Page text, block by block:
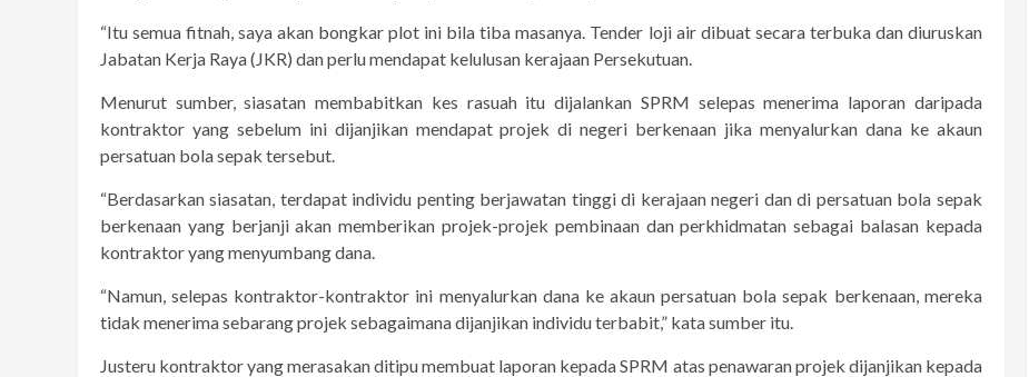
“Itu semua fitnah, saya akan bongkar plot ini bila tiba masanya. Tender loji air dibuat secara terbuka dan diuruskan
Jabatan Kerja Raya (JKR) dan perlu mendapat kelulusan kerajaan Persekutuan.
Menurut sumber, siasatan membabitkan kes rasuah itu dijalankan SPRM selepas menerima laporan daripada
kontraktor yang sebelum ini dijanjikan mendapat projek di negeri berkenaan jika menyalurkan dana ke akaun
persatuan bola sepak tersebut.
“Berdasarkan siasatan, terdapat individu penting berjawatan tinggi di kerajaan negeri dan di persatuan bola sepak
berkenaan yang berjanji akan memberikan projek-projek pembinaan dan perkhidmatan sebagai balasan kepada
kontraktor yang menyumbang dana.
“Namun, selepas kontraktor-kontraktor ini menyalurkan dana ke akaun persatuan bola sepak berkenaan, mereka
tidak menerima sebarang projek sebagaimana dijanjikan individu terbabit,” kata sumber itu.
Justeru kontraktor yang merasakan ditipu membuat laporan kepada SPRM atas penawaran projek dijanjikan kepada